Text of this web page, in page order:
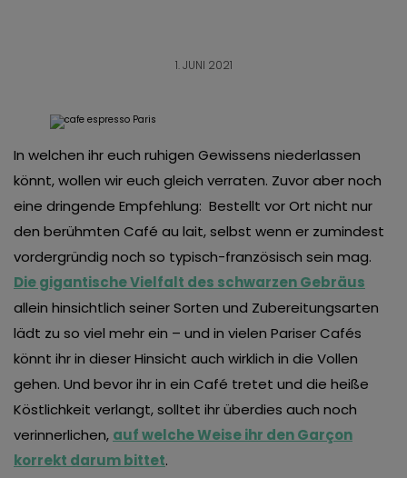
1. JUNI 2021
In welchen ihr euch ruhigen Gewissens niederlassen
könnt, wollen wir euch gleich verraten. Zuvor aber noch
eine dringende Empfehlung: Bestellt vor Ort nicht nur
den berühmten Café au lait, selbst wenn er zumindest
vordergründig noch so typisch-französisch sein mag.
Die gigantische Vielfalt des schwarzen Gebräus
allein hinsichtlich seiner Sorten und Zubereitungsarten
lädt zu so viel mehr ein – und in vielen Pariser Cafés
könnt ihr in dieser Hinsicht auch wirklich in die Vollen
gehen. Und bevor ihr in ein Café tretet und die heiße
Köstlichkeit verlangt, solltet ihr überdies auch noch
verinnerlichen, auf welche Weise ihr den Garçon
korrekt darum bittet.